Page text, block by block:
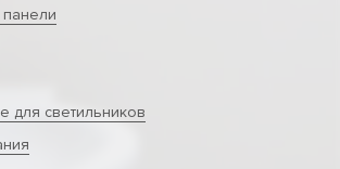
для светильников